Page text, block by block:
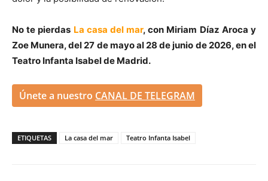
No te pierdas La casa del mar, con Miriam Díaz Aroca y
Zoe Munera, del 27 de mayo al 28 de junio de 2026, en el
Teatro Infanta Isabel de Madrid.
Únete a nuestro CANAL DE TELEGRAM
ETIQUETAS La casa del mar Teatro Infanta Isabel